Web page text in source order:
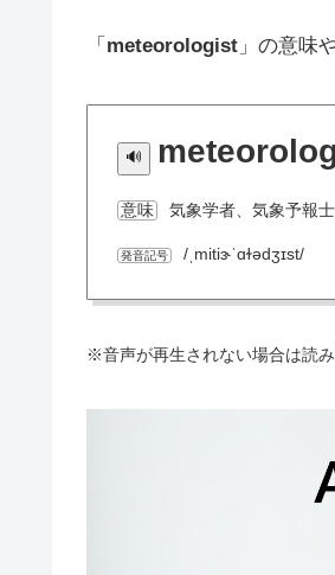
「 meteorologist 」の意味
意味 気象学者、気象予報
発音記号 /ˌmitiɝˈɑɫədʒɪst/
※音声が再生されない場合は読